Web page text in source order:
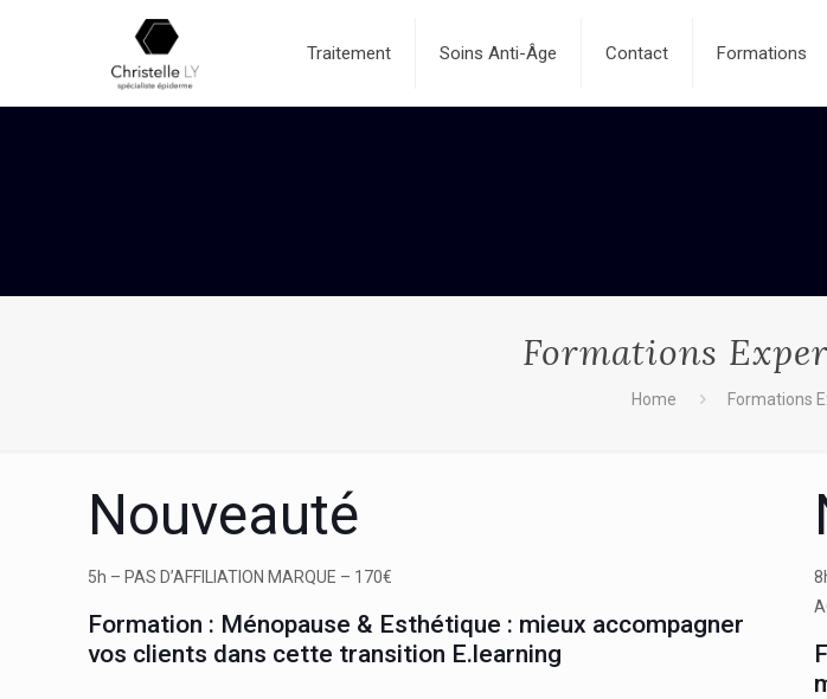
Traitement Soins Anti-Âge Contact Formations
Formations
Home Formations
Nouveauté
5h – PAS D’AFFILIATION MARQUE – 170€
Formation : Ménopause & Esthétique : mieux accompagner
vos clients dans cette transition E.learning